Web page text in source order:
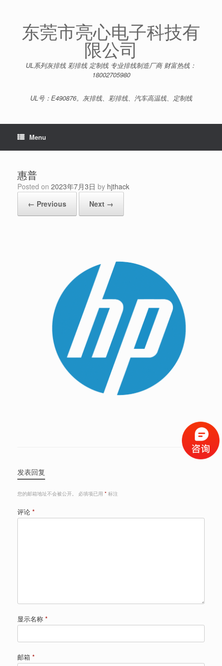
东莞市亮心电子科技有
限公司
UL系列灰排线 彩排线 定制线 专业排线制造厂商 财富热线：
18002705980
UL号：E490876。灰排线、彩排线、汽车高温线、定制线
Menu
惠普
Posted on 2023年7月3日 by hjthack
← Previous
Next →
发表回复
您的邮箱地址不会被公开。 必填项已用 * 标注
评论 *
显示名称 *
邮箱 *